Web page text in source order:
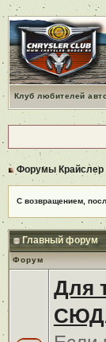
Клуб любителей
Форумы Крайслер
С возвращением,
Главный форум
Форум
Для